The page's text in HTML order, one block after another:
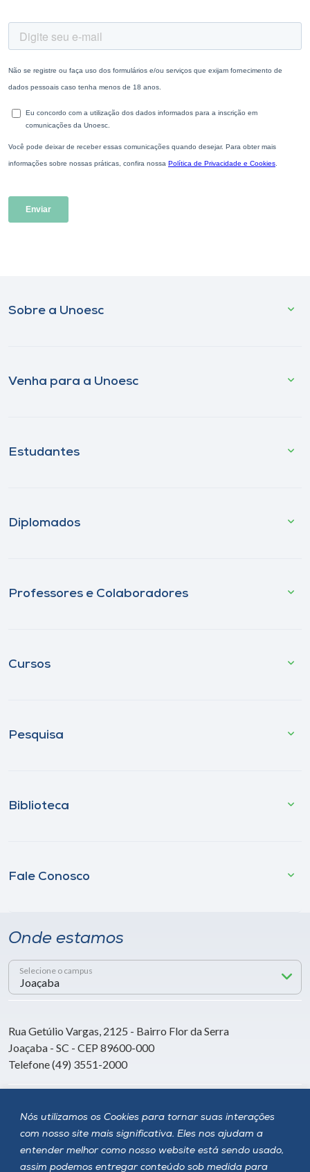
Nós utilizamos os Cookies para tornar suas interações
com nosso site mais significativa. Eles nos ajudam a
entender melhor como nosso website está sendo usado,
assim podemos entregar conteúdo sob medida para
Sobre a Unoesc
Venha para a Unoesc
Estudantes
Diplomados
Professores e Colaboradores
Cursos
Pesquisa
Biblioteca
Fale Conosco
Onde estamos
Selecione o campus
Rua Getúlio Vargas, 2125 - Bairro Flor da Serra
Joaçaba - SC - CEP 89600-000
Telefone (49) 3551-2000
Siga a Unoesc